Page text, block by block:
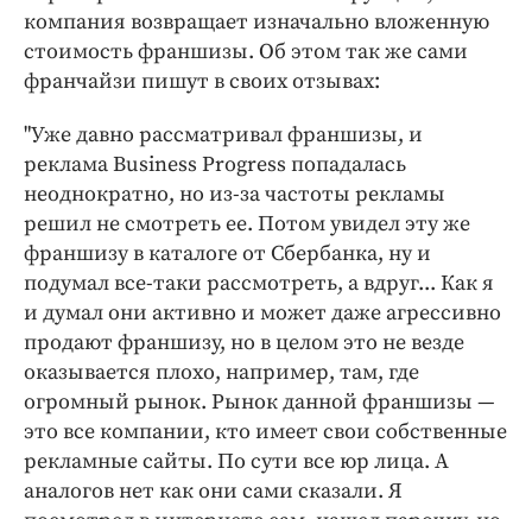
компания возвращает изначально вложенную
стоимость франшизы. Об этом так же сами
франчайзи пишут в своих отзывах:
"Уже давно рассматривал франшизы, и
реклама Business Progress попадалась
неоднократно, но из-за частоты рекламы
решил не смотреть ее. Потом увидел эту же
франшизу в каталоге от Сбербанка, ну и
подумал все-таки рассмотреть, а вдруг... Как я
и думал они активно и может даже агрессивно
продают франшизу, но в целом это не везде
оказывается плохо, например, там, где
огромный рынок. Рынок данной франшизы —
это все компании, кто имеет свои собственные
рекламные сайты. По сути все юр лица. А
аналогов нет как они сами сказали. Я